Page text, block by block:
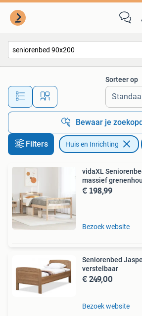
Alle afstanden…
Sorteer op
Bewaar je
Filters Huis en Inrichting
vidaXL
massief
€ 198,99
Bezoek website
Seniorenbed
verstelbaar
€ 249,00
Bezoek website